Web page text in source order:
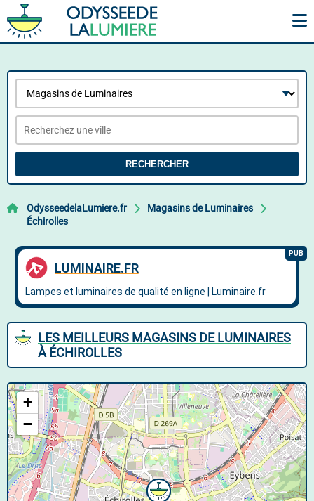
RECHERCHER
OdysseedelaLumiere.fr
Magasins de Luminaires
Échirolles
LES MEILLEURS MAGASINS DE LUMINAIRES
À ÉCHIROLLES
+
−